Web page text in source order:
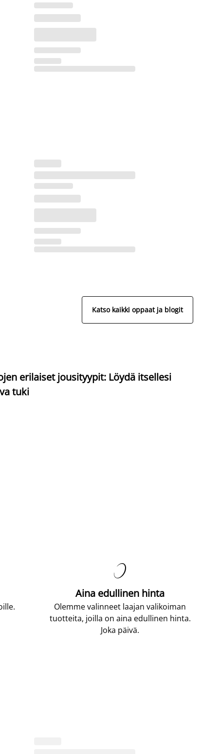
Katso kaikki oppaat ja blogit
erilaiset jousityypit: Löydä itsellesi
tuki

Aina edullinen hinta
Olemme valinneet laajan valikoiman
tuotteita, joilla on aina edullinen hinta.
Joka päivä.